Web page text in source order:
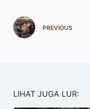
PREVIOUS
LIHAT JUGA LUR: